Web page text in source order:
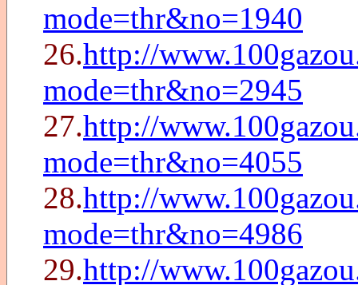
mode=thr&no=1940
26.http://
mode=thr&no=2945
27.http://
mode=thr&no=4055
28.http://
mode=thr&no=4986
29.http://